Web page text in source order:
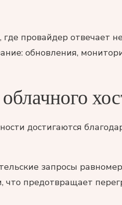
провайдер отвечает
обновления,
достигаются
запросы
предотвращает